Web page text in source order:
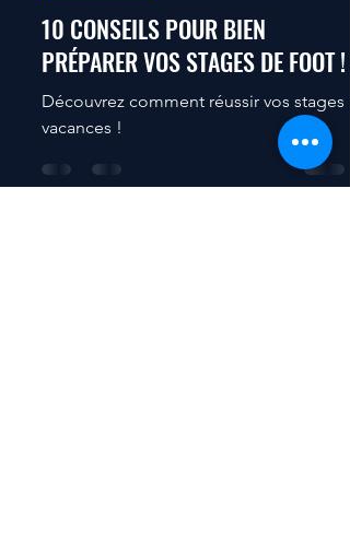
10 oct. 2024
5 min de lecture
Mes conseils
10 CONSEILS POUR BIEN
PRÉPARER VOS STAGES DE FOOT !
Découvrez comment réussir vos stages